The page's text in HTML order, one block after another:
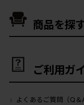
商品を探
ご利用ガ
よくあるご質問（Q＆A